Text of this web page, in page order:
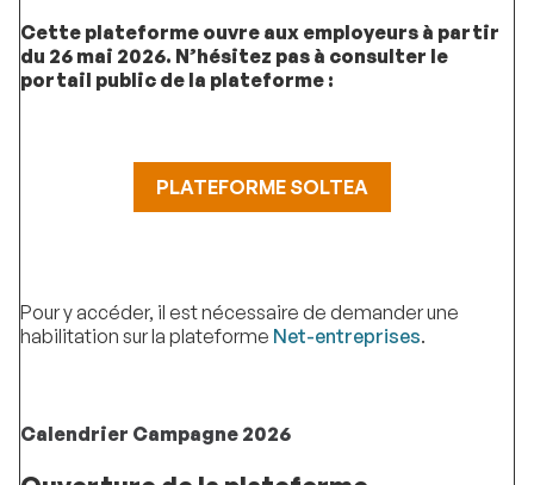
Cette plateforme ouvre aux employeurs à partir
du 26 mai 2026. N’hésitez pas à consulter le
portail public de la plateforme :
PLATEFORME SOLTEA
Pour y accéder, il est nécessaire de demander une
habilitation sur la plateforme Net-entreprises.
Calendrier Campagne 2026